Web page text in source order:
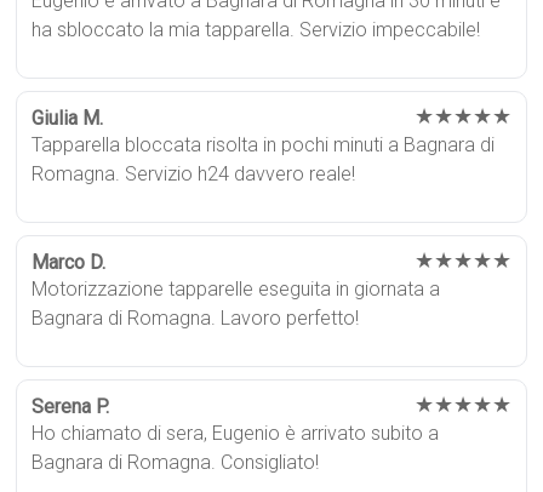
ha sbloccato la mia tapparella. Servizio impeccabile!
Giulia M. ★★★★★
Tapparella bloccata risolta in pochi minuti a Bagnara di
Romagna. Servizio h24 davvero reale!
Marco D. ★★★★★
Motorizzazione tapparelle eseguita in giornata a
Bagnara di Romagna. Lavoro perfetto!
Serena P. ★★★★★
Ho chiamato di sera, Eugenio è arrivato subito a
Bagnara di Romagna. Consigliato!